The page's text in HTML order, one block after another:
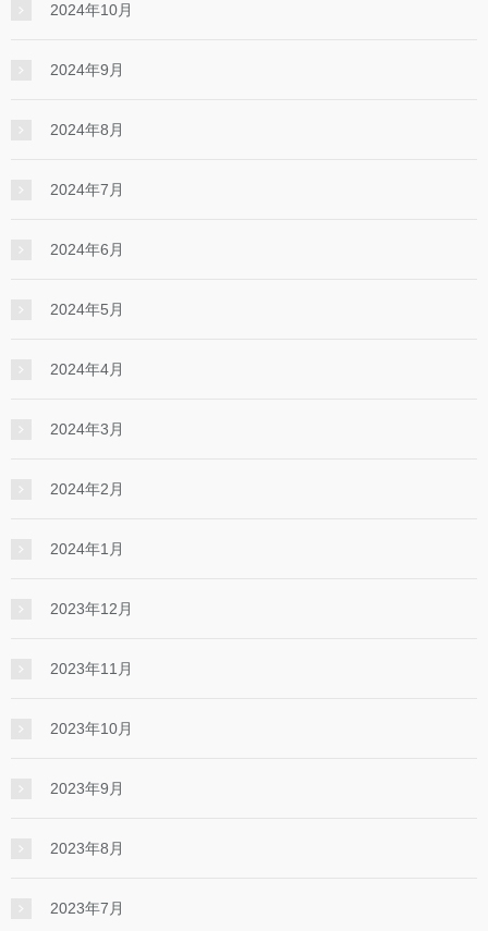
2024年10月
2024年9月
2024年8月
2024年7月
2024年6月
2024年5月
2024年4月
2024年3月
2024年2月
2024年1月
2023年12月
2023年11月
2023年10月
2023年9月
2023年8月
2023年7月